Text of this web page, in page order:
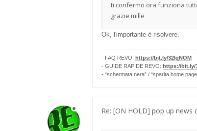
ti confermo ora funziona
grazie mille
Ok, l'importante è risolvere.
- FAQ REVO: https://bit.ly/32lqNOM
- GUIDE RAPIDE REVO: https://bit.ly/
- “schermata nera” / “sparita home
Re: [ON HOLD] pop up